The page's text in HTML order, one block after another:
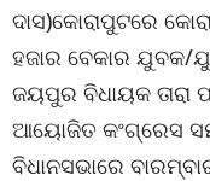
ଦାସ)କୋରାପୁଟରେ
ହଜାର ବେକାର ଯୁବକ/
ଜୟପୁର ବିଧାୟକ ତାରା
ଆୟୋଜିତ କଂଗ୍ରେସ
ବିଧାନସଭାରେ